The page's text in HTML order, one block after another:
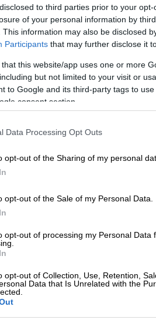
to third parties prior to your
of your personal information by
This information may also be disclosed
Participants that may further disclose it
that this website/app uses one or more
but not limited to your visit or
to Google and its third-party tags to
consent section.
Data Processing Opt Outs
opt-out of the Sharing of my personal
opt-out of the Sale of my Personal Data.
opt-out of processing my Personal Data
opt-out of Collection, Use, Retention,
Data that Is Unrelated with the
το ΕΘΝΟΣ στη Google
Ακρόπολιςκαι ηBetsson
χρονιά. Μέσα σε
και εξαιρετικά
"Ράλλυ των Θεών"
και Τζόνε Χάλτουνεν.
του Ροβάνπερα στο
μια σπουδαία
τη στιγμή που οι δύο
το σημείο και έπειτα,
και σημείωσε τη
οι σκληρές ειδικές
τερμάτισε ο Ιορδάνης
Καρέλλης, ενώ άτυχος